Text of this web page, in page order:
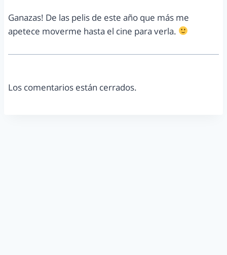
Ganazas! De las pelis de este año que más me
apetece moverme hasta el cine para verla.
Los comentarios están cerrados.